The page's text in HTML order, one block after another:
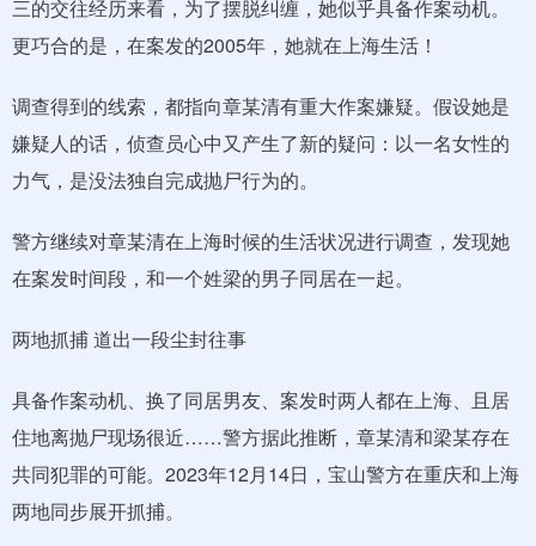
三的交往经历来看，为了摆脱纠缠，她似乎具备作案动机。
更巧合的是，在案发的2005年，她就在上海生活！
调查得到的线索，都指向章某清有重大作案嫌疑。假设她是
嫌疑人的话，侦查员心中又产生了新的疑问：以一名女性的
力气，是没法独自完成抛尸行为的。
警方继续对章某清在上海时候的生活状况进行调查，发现她
在案发时间段，和一个姓梁的男子同居在一起。
两地抓捕 道出一段尘封往事
具备作案动机、换了同居男友、案发时两人都在上海、且居
住地离抛尸现场很近……警方据此推断，章某清和梁某存在
共同犯罪的可能。2023年12月14日，宝山警方在重庆和上海
两地同步展开抓捕。